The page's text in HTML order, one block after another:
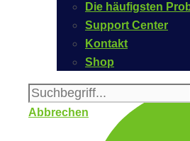
Die häufigsten
Support Center
Kontakt
Shop
Abbrechen